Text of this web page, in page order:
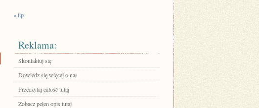
« lip
Reklama:
Skontaktuj się
Dowiedz się więcej o nas
Przeczytaj całość tutaj
Zobacz pełen opis tutaj